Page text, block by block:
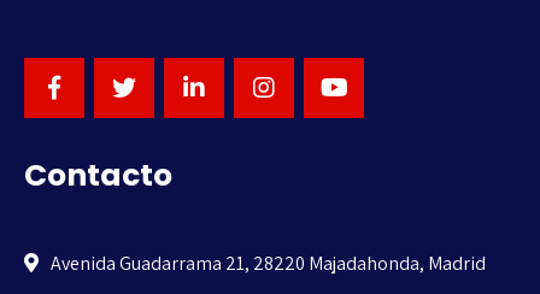
Contacto
Avenida Guadarrama 21, 28220 Majadahonda, Madrid